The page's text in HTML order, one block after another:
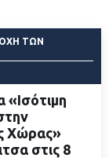
ΤΩΝ
«Ισότιμη
Χώρας»
στις 8